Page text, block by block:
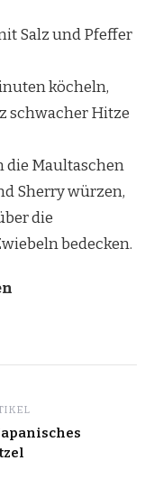
Salz und Pfeffer
köcheln,
schwacher Hitze
die Maultaschen
Sherry würzen,
die
bedecken.